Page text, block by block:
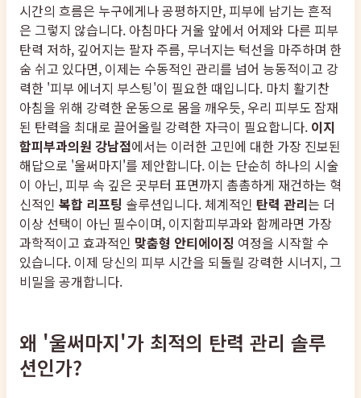
시간의 흐름은 누구에게나 공평하지만, 피부에 남기는 흔적
은 그렇지 않습니다. 아침마다 거울 앞에서 어제와 다른 피부
탄력 저하, 깊어지는 팔자 주름, 무너지는 턱선을 마주하며 한
숨 쉬고 있다면, 이제는 수동적인 관리를 넘어 능동적이고 강
력한 '피부 에너지 부스팅'이 필요한 때입니다. 마치 활기찬
아침을 위해 강력한 운동으로 몸을 깨우듯, 우리 피부도 잠재
된 탄력을 최대로 끌어올릴 강력한 자극이 필요합니다. 이지
함피부과의원 강남점에서는 이러한 고민에 대한 가장 진보된
해답으로 '울써마지'를 제안합니다. 이는 단순히 하나의 시술
이 아닌, 피부 속 깊은 곳부터 표면까지 촘촘하게 재건하는 혁
신적인 복합 리프팅 솔루션입니다. 체계적인 탄력 관리는 더
이상 선택이 아닌 필수이며, 이지함피부과와 함께라면 가장
과학적이고 효과적인 맞춤형 안티에이징 여정을 시작할 수
있습니다. 이제 당신의 피부 시간을 되돌릴 강력한 시너지, 그
비밀을 공개합니다.
왜 '울써마지'가 최적의 탄력 관리 솔루
션인가?